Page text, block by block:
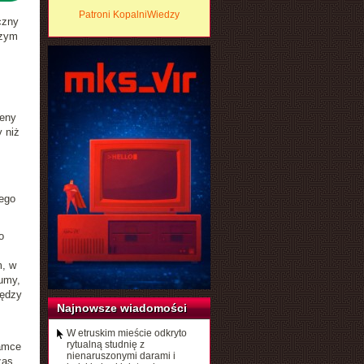
niż
w
Patroni KopalniWiedzy
Najnowsze wiadomości
W etruskim mieście odkryto
rytualną studnię z
nienaruszonymi darami i